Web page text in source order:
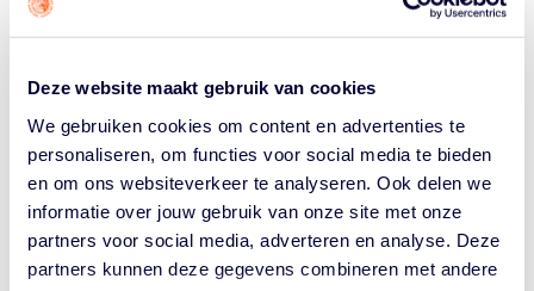
Deze website maakt gebruik van cookies
We gebruiken cookies om content en advertenties te
personaliseren, om functies voor social media te bieden
en om ons websiteverkeer te analyseren. Ook delen we
informatie over jouw gebruik van onze site met onze
partners voor social media, adverteren en analyse. Deze
partners kunnen deze gegevens combineren met andere
meteen tegen Italië. Dat is een team met weinig 3×3
ervaring, maar met hele goede spelers. Hun
nationale 5-tegen-5 team gespeeld, heeft EuroLeague
gespeeld. Die is echt heel goed.
Masciarelli is meer een slasher, kan ook tweetjes
schieten. Tweede guard Fumagalli – daar spelen ze niet
zo heel veel omheen. Ze focussen vooral op de two
man game van big man Gaspardo en Dalla Valle. Die
moeten we er zo goed mogelijk uit zien te halen, en